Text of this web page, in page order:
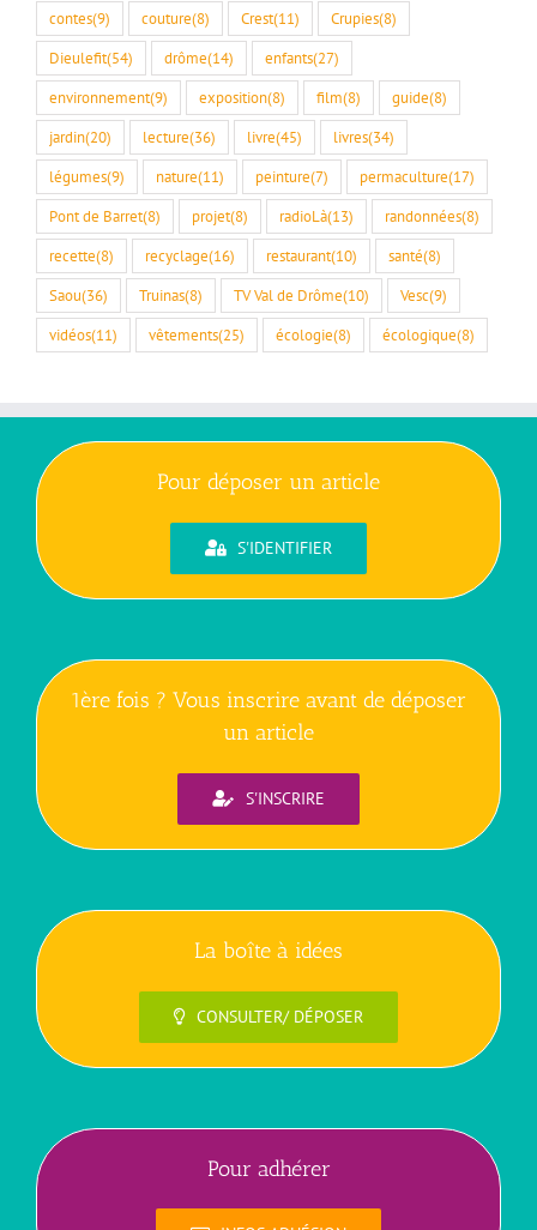
contes(9) couture(8) Crest(11) Crupies(8)
Dieulefit(54) drôme(14) enfants(27)
environnement(9) exposition(8) film(8) guide(8)
jardin(20) lecture(36) livre(45) livres(34)
légumes(9) nature(11) peinture(7) permaculture(17)
Pont de Barret(8) projet(8) radioLà(13) randonnées(8)
recette(8) recyclage(16) restaurant(10) santé(8)
Saou(36) Truinas(8) TV Val de Drôme(10) Vesc(9)
vidéos(11) vêtements(25) écologie(8) écologique(8)
Pour déposer un article
S'IDENTIFIER
1ère fois ? Vous inscrire avant de déposer
un article
S'INSCRIRE
La boîte à idées
CONSULTER/ DÉPOSER
Pour adhérer